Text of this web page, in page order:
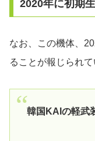
2020年に初期
なお、この機体、
ることが報じられて
韓国KAIの軽武